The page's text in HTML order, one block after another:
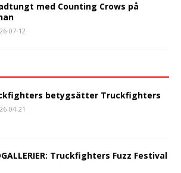
med Counting Crows på
07-12
betygsätter Truckfighters
04-21
Truckfighters Fuzz Festival